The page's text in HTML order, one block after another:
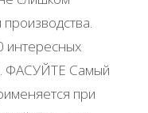
интересных
ФАСУЙТЕ Самый
при